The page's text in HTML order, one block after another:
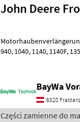
John Deere
Motorhaubenverlängerung
940, 1040, 1140, 1140F, 1350, 1550, 1640, 1640F, 1641, 1641F, 1750, 1840,
BayWa
6820
Części zamienne do